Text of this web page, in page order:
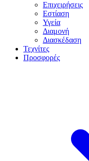
Επιχειρήσεις
Εστίαση
Υγεία
Διαμονή
Διασκέδαση
Τεχνίτες
Προσφορές